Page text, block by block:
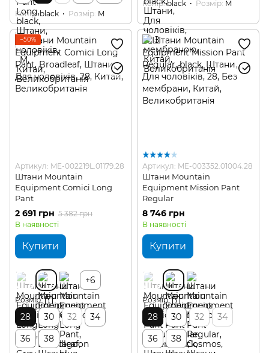
Колір black Розмір M
Колір black Розмір M
−50%
Артикул: ME-002219L.01179.28
Штани Mountain
Equipment Comici Long
Pant
2 691 грн 5 382 грн
В наявності
Купити
+6
Розмір
28 30 32
34
36
38
Артикул: ME-003352.01004.28
Штани Mountain
Equipment Mission Pant
Regular
8 746 грн
В наявності
Купити
Розмір
28 30 32
34
36
38